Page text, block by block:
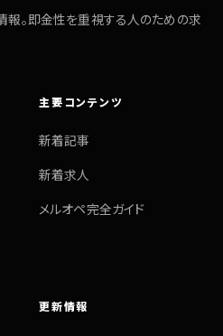
報。即金性を重視する人のための求
主要コンテンツ
新着記事
新着求人
メルオペ完全ガイド
更新情報